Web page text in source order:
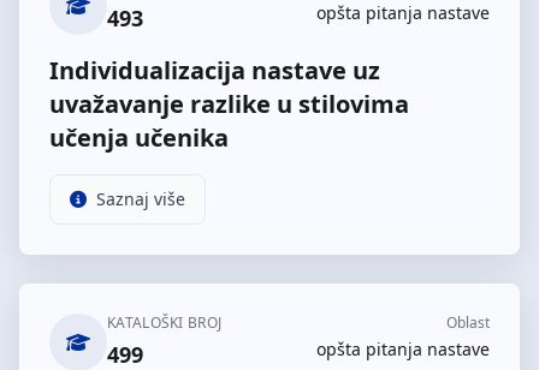
493 opšta pitanja nastave
Individualizacija nastave uz
uvažavanje razlike u stilovima
učenja učenika
Saznaj više
KATALOŠKI BROJ
499
Oblast
opšta pitanja nastave